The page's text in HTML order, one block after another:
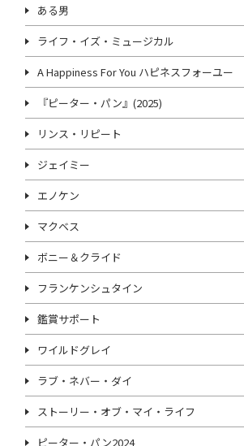
ある男
ライフ・イズ・ミュージカル
A Happiness For You ハピネスフォーユー
『ピーター・パン』(2025)
リンス・リピート
ジェイミー
エノケン
マクベス
ボニー＆クライド
フランケンシュタイン
鑑賞サポート
ワイルドグレイ
ラブ・ネバー・ダイ
ストーリー・オブ・マイ・ライフ
ピーター・パン2024